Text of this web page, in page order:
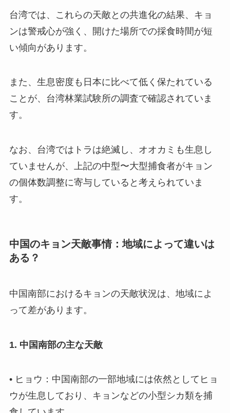
台湾では、これらの天敵との共進化の結果、キョ
ンは警戒心が強く、開けた場所での採食時間が短
い傾向があります。
また、生息密度も日本に比べて低く保たれている
ことが、台湾林業試験所の調査で確認されていま
す。
なお、台湾ではトラは絶滅し、オオカミも生息し
ていませんが、上記の中型〜大型捕食者がキョン
の個体数調整に寄与していると考えられていま
す。
中国のキョン天敵事情：地域によって違いは
ある？
中国南部におけるキョンの天敵状況は、地域によ
って差があります。
1. 中国南部の主な天敵
• ヒョウ：中国南部の一部地域には依然としてヒョ
ウが生息しており、キョンなどの小型シカ類を捕